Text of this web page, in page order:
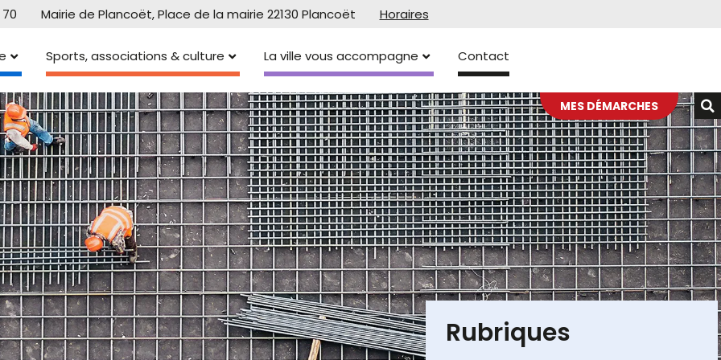
Mairie de Plancoët, Place de la mairie 22130 Plancoët Horaires
Sports, associations & culture La ville vous accompagne Contact
MES DÉMARCHES
Rubriques